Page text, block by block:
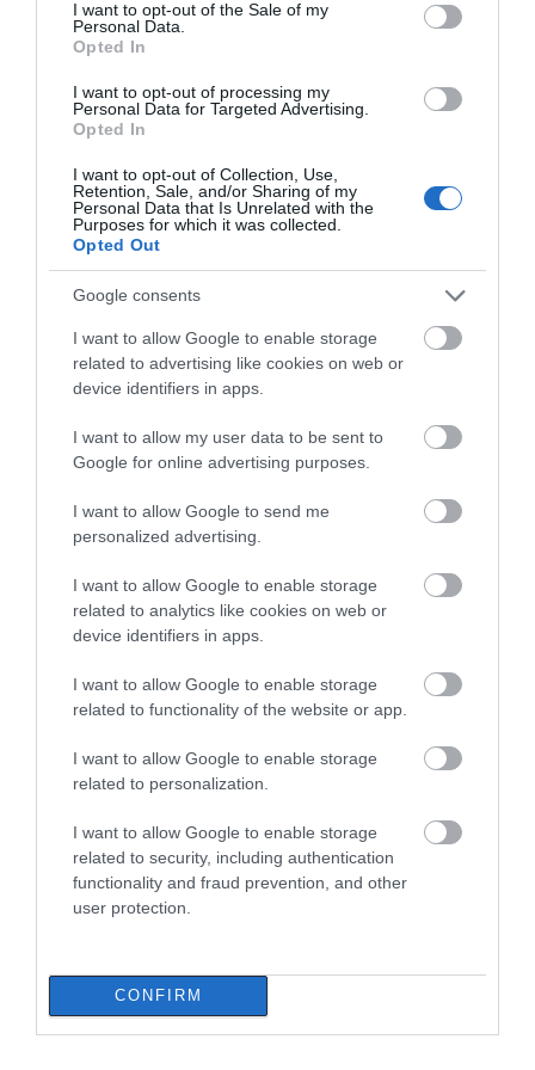
I want to opt-out of the Sale of my
Personal Data.
Opted In
I want to opt-out of processing my
Personal Data for Targeted Advertising.
Opted In
I want to opt-out of Collection, Use,
Retention, Sale, and/or Sharing of my
Personal Data that Is Unrelated with the
Purposes for which it was collected.
Opted Out
Google consents
I want to allow Google to enable storage
related to advertising like cookies on web or
device identifiers in apps.
I want to allow my user data to be sent to
Google for online advertising purposes.
I want to allow Google to send me
personalized advertising.
I want to allow Google to enable storage
related to analytics like cookies on web or
device identifiers in apps.
I want to allow Google to enable storage
related to functionality of the website or app.
I want to allow Google to enable storage
related to personalization.
I want to allow Google to enable storage
related to security, including authentication
functionality and fraud prevention, and other
user protection.
CONFIRM
Ακολουθήστε το evima.gr στο
Google News
Διαβάστε όλες τιςειδήσεις για την Εύβοια
Διαβάστε όλες τις
Ελλάδα
και τον Κόσμο στο evima.gr
TAGS: ΑΝΤΙΠΥΡΙΚΗ ΠΕΡΙΟΔΟΣ
ΔΑΣΗ
ΕΙΔΗΣΕΙΣ ΕΥΒΟΙΑ
ΦΩΤΙΕΣ
Ευρυδίκη Βαλαβάνη: Οι
οικογενειακές διακοπές στην
08.08.2026 | 17:20
Εύβοια: Red Code αύριο Κυριακή –
Αυξημένη ετοιμότητα παντού
Ρόδος: Έγραψαν 80χρονη για
κράνος!
Θρήνος σε όλη την Εύβοια για τον
επιχειρηματία που έφυγε απο
την ζωή
Πάτρα: Θρήνος για μωράκι μόλις 8
ημερών – Νοσηλευόταν στη ΜΕΘ
Νεογνών
Αρχίζουν τα έργα για το νέο
κλειστό γυμναστήριο στην Εύβοια